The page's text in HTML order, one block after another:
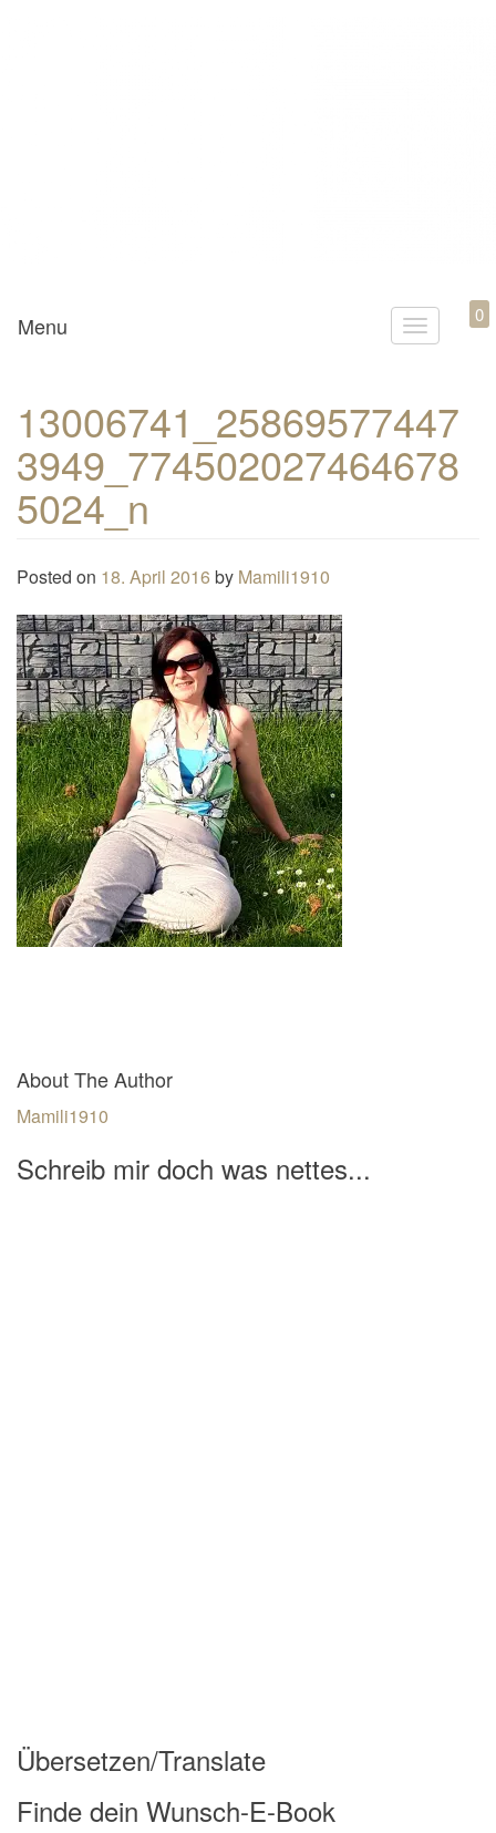
Mamili1910
T
g
l
e
Menu 0
13006741_25869577447
3949_774502027464678
5024_n
Posted on 18. April 2016 by Mamili1910
About The Author
Mamili1910
Schreib mir doch was nettes...
Übersetzen/Translate
Finde dein Wunsch-E-Book